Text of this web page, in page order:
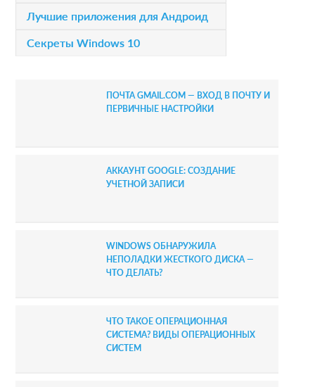
y
Лучшие приложения для Андроид
Секреты Windows 10
ПОЧТА GMAIL.COM — ВХОД В ПОЧТУ И
ПЕРВИЧНЫЕ НАСТРОЙКИ
АККАУНТ GOOGLE: СОЗДАНИЕ
УЧЕТНОЙ ЗАПИСИ
WINDOWS ОБНАРУЖИЛА
НЕПОЛАДКИ ЖЕСТКОГО ДИСКА —
ЧТО ДЕЛАТЬ?
ЧТО ТАКОЕ ОПЕРАЦИОННАЯ
СИСТЕМА? ВИДЫ ОПЕРАЦИОННЫХ
СИСТЕМ